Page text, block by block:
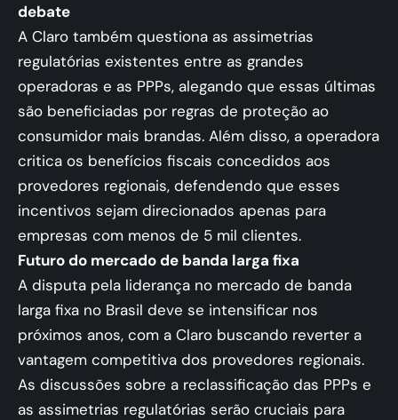
debate
A Claro também questiona as assimetrias
regulatórias existentes entre as grandes
operadoras e as PPPs, alegando que essas últimas
são beneficiadas por regras de proteção ao
consumidor mais brandas. Além disso, a operadora
critica os benefícios fiscais concedidos aos
provedores regionais, defendendo que esses
incentivos sejam direcionados apenas para
empresas com menos de 5 mil clientes.
Futuro do mercado de banda larga fixa
A disputa pela liderança no mercado de banda
larga fixa no Brasil deve se intensificar nos
próximos anos, com a Claro buscando reverter a
vantagem competitiva dos provedores regionais.
As discussões sobre a reclassificação das PPPs e
as assimetrias regulatórias serão cruciais para